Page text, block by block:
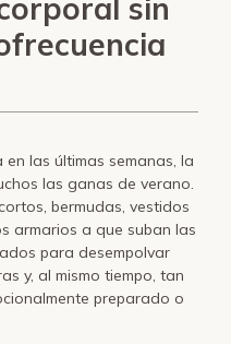
sin
las últimas semanas, la
las ganas de verano.
bermudas, vestidos
armarios a que suban las
para desempolvar
y, al mismo tiempo, tan
preparado o